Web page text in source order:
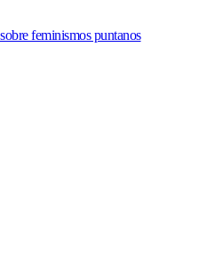
feminismos puntanos